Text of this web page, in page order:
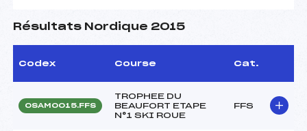
Résultats Nordique 2015
Codex Course Cat.
OSAM0015.FFS
TROPHEE DU
BEAUFORT ETAPE
N°1 SKI ROUE
FFS